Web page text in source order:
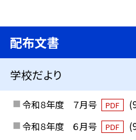
配布文書
学校だより
令和８年度 ７月号 PDF
令和８年度 ６月号
PDF